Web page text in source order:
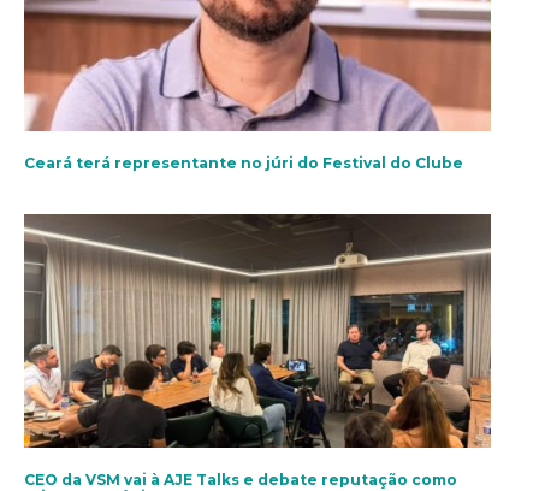
Ceará terá representante no júri do Festival do Clube
CEO da VSM vai à AJE Talks e debate reputação como